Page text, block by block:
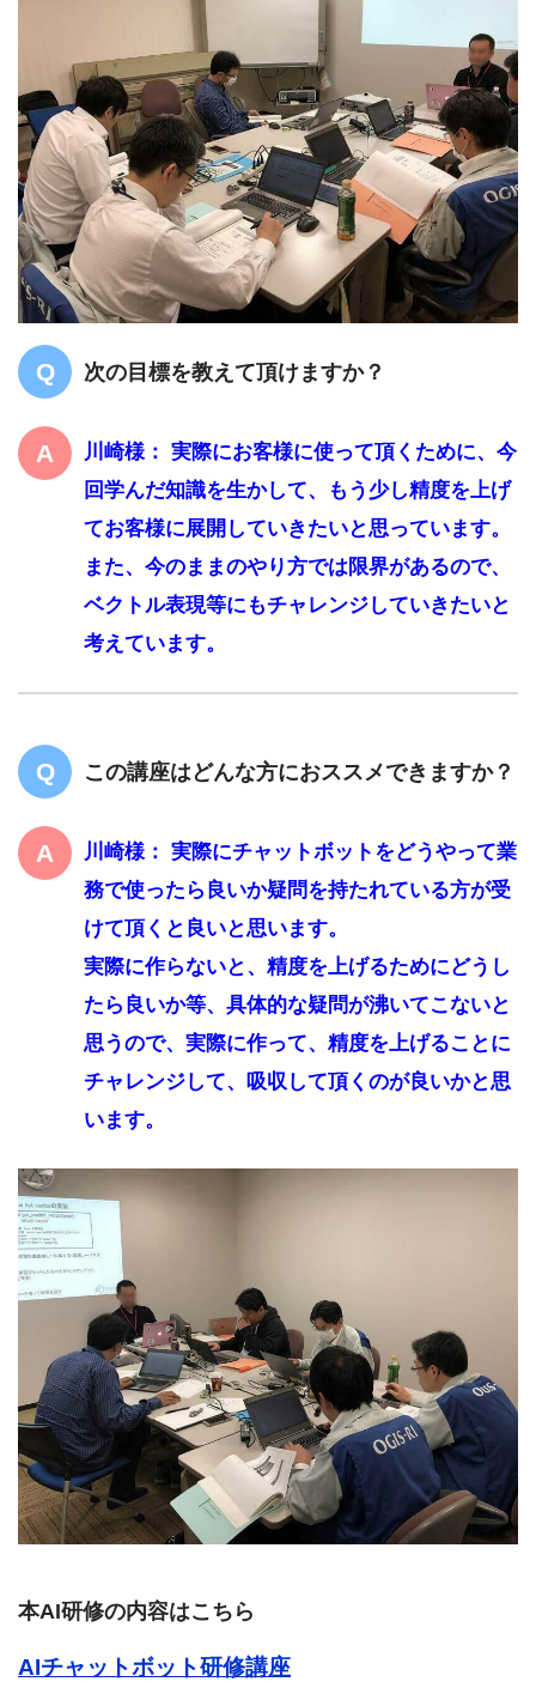
次の目標を教えて頂けますか？
川崎様： 実際にお客様に使って頂くために、今
回学んだ知識を生かして、もう少し精度を上げ
てお客様に展開していきたいと思っています。
また、今のままのやり方では限界があるので、
ベクトル表現等にもチャレンジしていきたいと
考えています。
この講座はどんな方におススメできますか？
川崎様： 実際にチャットボットをどうやって業
務で使ったら良いか疑問を持たれている方が受
けて頂くと良いと思います。
実際に作らないと、精度を上げるためにどうし
たら良いか等、具体的な疑問が沸いてこないと
思うので、実際に作って、精度を上げることに
チャレンジして、吸収して頂くのが良いかと思
います。
本AI研修の内容はこちら
AIチャットボット研修講座